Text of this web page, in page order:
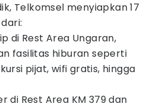
Telkomsel menyiapkan 17
di Rest Area Ungaran,
fasilitas hiburan seperti
pijat, wifi gratis, hingga
di Rest Area KM 379 dan